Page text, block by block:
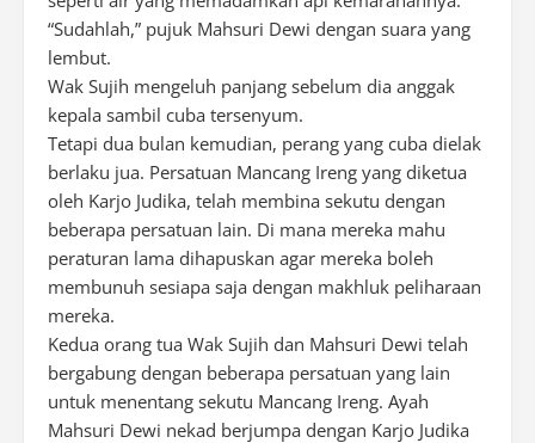
“Sudahlah,” pujuk Mahsuri Dewi dengan suara yang
lembut.
Wak Sujih mengeluh panjang sebelum dia anggak
kepala sambil cuba tersenyum.
Tetapi dua bulan kemudian, perang yang cuba dielak
berlaku jua. Persatuan Mancang Ireng yang diketua
oleh Karjo Judika, telah membina sekutu dengan
beberapa persatuan lain. Di mana mereka mahu
peraturan lama dihapuskan agar mereka boleh
membunuh sesiapa saja dengan makhluk peliharaan
mereka.
Kedua orang tua Wak Sujih dan Mahsuri Dewi telah
bergabung dengan beberapa persatuan yang lain
untuk menentang sekutu Mancang Ireng. Ayah
Mahsuri Dewi nekad berjumpa dengan Karjo Judika